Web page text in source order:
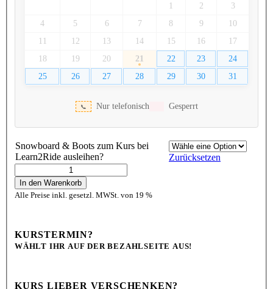
1 2
3
4
5 6 7 8 9
10
11
12 13 14 15 16
17
18
19 20 21 22 23
24
25
26 27 28 29 30 31
Nur telefonisch Gesperrt
Snowboard & Boots zum Kurs bei
Learn2Ride ausleihen?
Zurücksetzen
In den Warenkorb
Alle Preise inkl. gesetzl. MWSt. von 19 %
KURSTERMIN?
WÄHLT IHR AUF DER BEZAHLSEITE AUS!
KURS LIEBER VERSCHENKEN?